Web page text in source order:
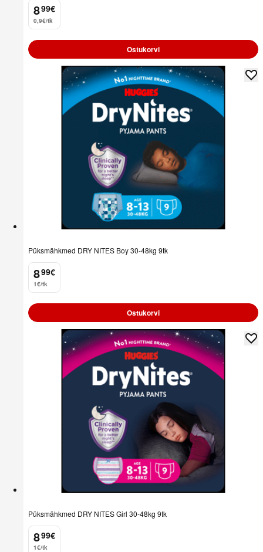
8
. 99€
0,9€/tk
Ostukorvi
Püksmähkmed DRY NITES Boy 30-48kg 9tk
8
. 99€
1€/tk
Ostukorvi
Püksmähkmed DRY NITES Girl 30-48kg 9tk
8
. 99€
1€/tk